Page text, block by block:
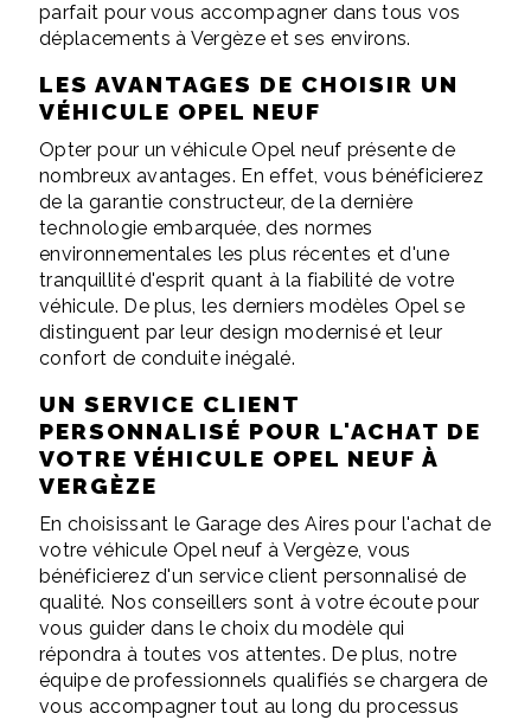
parfait pour vous accompagner dans tous vos
déplacements à Vergèze et ses environs.
LES AVANTAGES DE CHOISIR UN
VÉHICULE OPEL NEUF
Opter pour un véhicule Opel neuf présente de
nombreux avantages. En effet, vous bénéficierez
de la garantie constructeur, de la dernière
technologie embarquée, des normes
environnementales les plus récentes et d'une
tranquillité d'esprit quant à la fiabilité de votre
véhicule. De plus, les derniers modèles Opel se
distinguent par leur design modernisé et leur
confort de conduite inégalé.
UN SERVICE CLIENT
PERSONNALISÉ POUR L'ACHAT DE
VOTRE VÉHICULE OPEL NEUF À
VERGÈZE
En choisissant le Garage des Aires pour l'achat de
votre véhicule Opel neuf à Vergèze, vous
bénéficierez d'un service client personnalisé de
qualité. Nos conseillers sont à votre écoute pour
vous guider dans le choix du modèle qui
répondra à toutes vos attentes. De plus, notre
équipe de professionnels qualifiés se chargera de
vous accompagner tout au long du processus